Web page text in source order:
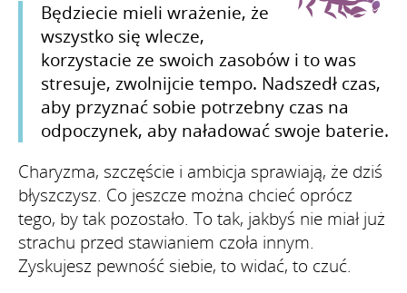
Będziecie mieli wrażenie, że
wszystko się wlecze,
korzystacie ze swoich zasobów i to was
stresuje, zwolnijcie tempo. Nadszedł czas,
aby przyznać sobie potrzebny czas na
odpoczynek, aby naładować swoje baterie.
Charyzma, szczęście i ambicja sprawiają, że dziś
błyszczysz. Co jeszcze można chcieć oprócz
tego, by tak pozostało. To tak, jakbyś nie miał już
strachu przed stawianiem czoła innym.
Zyskujesz pewność siebie, to widać, to czuć.